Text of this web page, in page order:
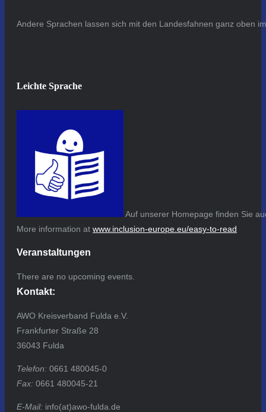
Andere Sprachen lassen sich mit den Landesfahnen ganz oben
Leichte Sprache
Auf unserer Homepage finden Sie
More information at www.inclusion-europe.eu/easy-to-read
Veranstaltungen
There are no upcoming events.
Kontakt:
AWO Kreisverband Fulda e.V.
Frankfurter Straße 28
36043 Fulda
Telefon: 0661 480045-0
Fax: 0661 480045-21
E-Mail: info(at)awo-fulda.de